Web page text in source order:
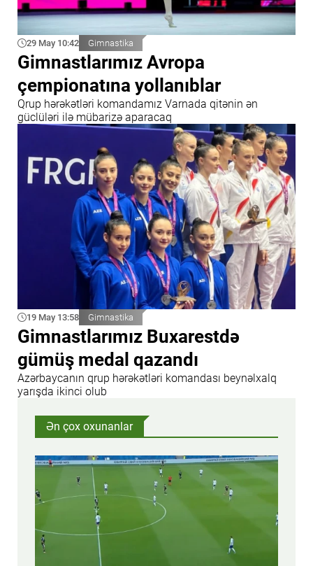
29 May 10:42 Gimnastika
Gimnastlarımız Avropa
çempionatına yollanıblar
Qrup hərəkətləri komandamız Varnada qitənin ən
güclüləri ilə mübarizə aparacaq
19 May 13:58 Gimnastika
Gimnastlarımız Buxarestdə
gümüş medal qazandı
Azərbaycanın qrup hərəkətləri komandası beynəlxalq
yarışda ikinci olub
Ən çox oxunanlar